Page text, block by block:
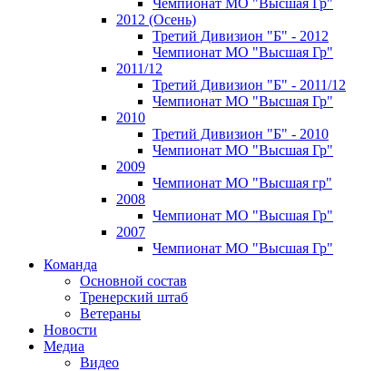
2012 (Осень)
Третий Дивизион "Б" - 2012
Чемпионат МО "Высшая Гр"
2011/12
Третий Дивизион "Б" - 2011/12
Чемпионат МО "Высшая Гр"
2010
Третий Дивизион "Б" - 2010
Чемпионат МО "Высшая Гр"
2009
Чемпионат МО "Высшая гр"
2008
Чемпионат МО "Высшая Гр"
2007
Чемпионат МО "Высшая Гр"
Команда
Основной состав
Тренерский штаб
Ветераны
Новости
Медиа
Видео